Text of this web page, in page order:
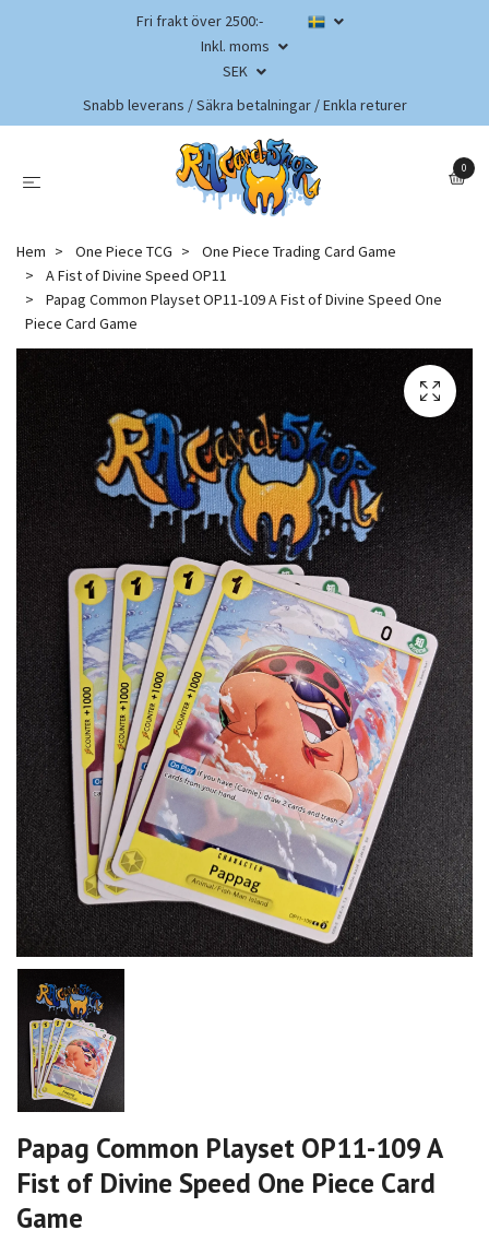
Fri frakt över 2500:-
Inkl. moms
SEK
Snabb leverans / Säkra betalningar / Enkla returer
0
Hem One Piece TCG
One Piece Trading Card Game
A Fist of Divine Speed OP11
Papag Common Playset OP11-109 A Fist of Divine Speed One
Piece Card Game
Papag Common Playset OP11-109 A
Fist of Divine Speed One Piece Card
Game